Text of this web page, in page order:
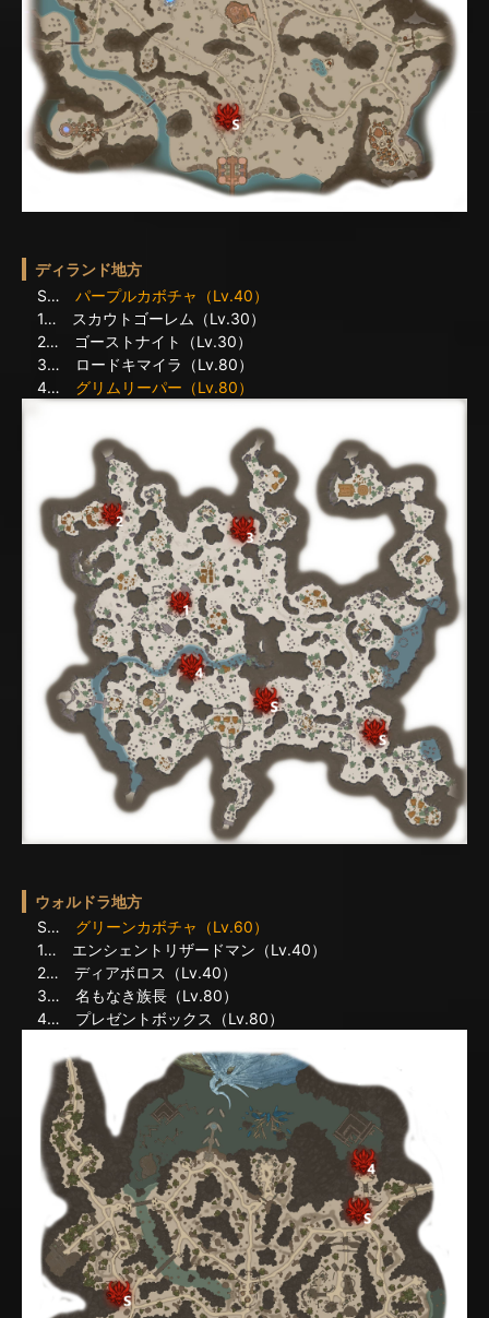
ディランド地方
S… パープルカボチャ（Lv.40）
1… スカウトゴーレム（Lv.30）
2… ゴーストナイト（Lv.30）
3… ロードキマイラ（Lv.80）
4… グリムリーパー（Lv.80）
ウォルドラ地方
S… グリーンカボチャ（Lv.60）
1… エンシェントリザードマン（Lv.40）
2… ディアボロス（Lv.40）
3… 名もなき族長（Lv.80）
4… プレゼントボックス（Lv.80）